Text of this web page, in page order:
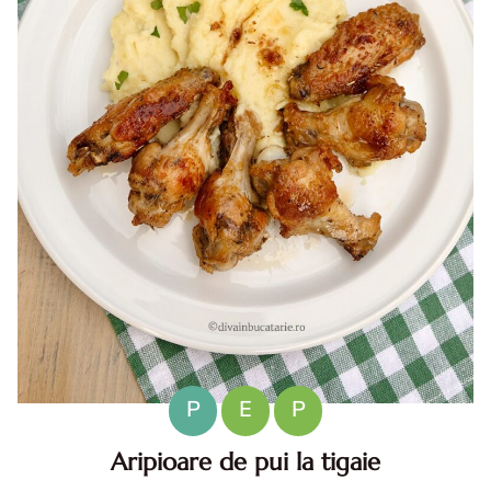
P E
P
Aripioare de pui la tigaie